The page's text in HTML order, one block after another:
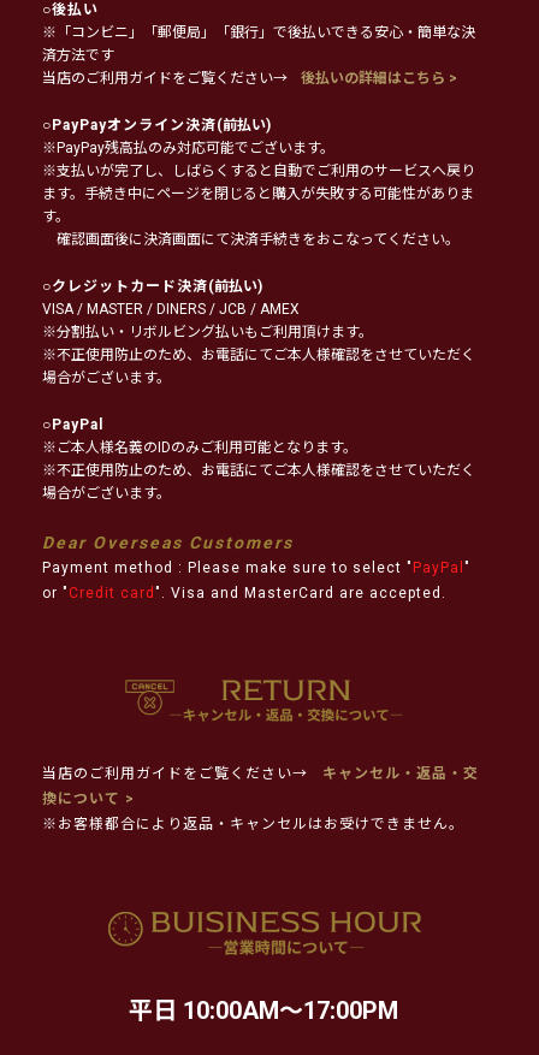
○後払い
※「コンビニ」「郵便局」「銀行」で後払いできる安心・簡単な決
済方法です
当店のご利用ガイドをご覧ください→
後払いの詳細はこちら >
○PayPayオンライン決済(前払い)
※PayPay残高払のみ対応可能でございます。
※支払いが完了し、しばらくすると自動でご利用のサービスへ戻り
ます。手続き中にページを閉じると購入が失敗する可能性がありま
す。
確認画面後に決済画面にて決済手続きをおこなってください。
○クレジットカード決済(前払い)
VISA / MASTER / DINERS / JCB / AMEX
※分割払い・リボルビング払いもご利用頂けます。
※不正使用防止のため、お電話にてご本人様確認をさせていただく
場合がございます。
○PayPal
※ご本人様名義のIDのみご利用可能となります。
※不正使用防止のため、お電話にてご本人様確認をさせていただく
場合がございます。
Dear Overseas Customers
Payment method : Please make sure to select " PayPal "
or " Credit card ". Visa and MasterCard are accepted.
当店のご利用ガイドをご覧ください→
キャンセル・返品・交
換について >
※お客様都合により返品・キャンセルはお受けできません。
平日 10:00AM～17:00PM